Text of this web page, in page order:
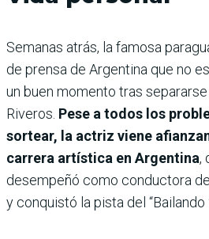
Semanas atrás, la famosa
de prensa de Argentina que no
un buen momento tras
Riveros. Pese a todos los
sortear, la actriz viene
carrera artística en Argentina,
desempeñó como conductora
y conquistó la pista del “Bailando